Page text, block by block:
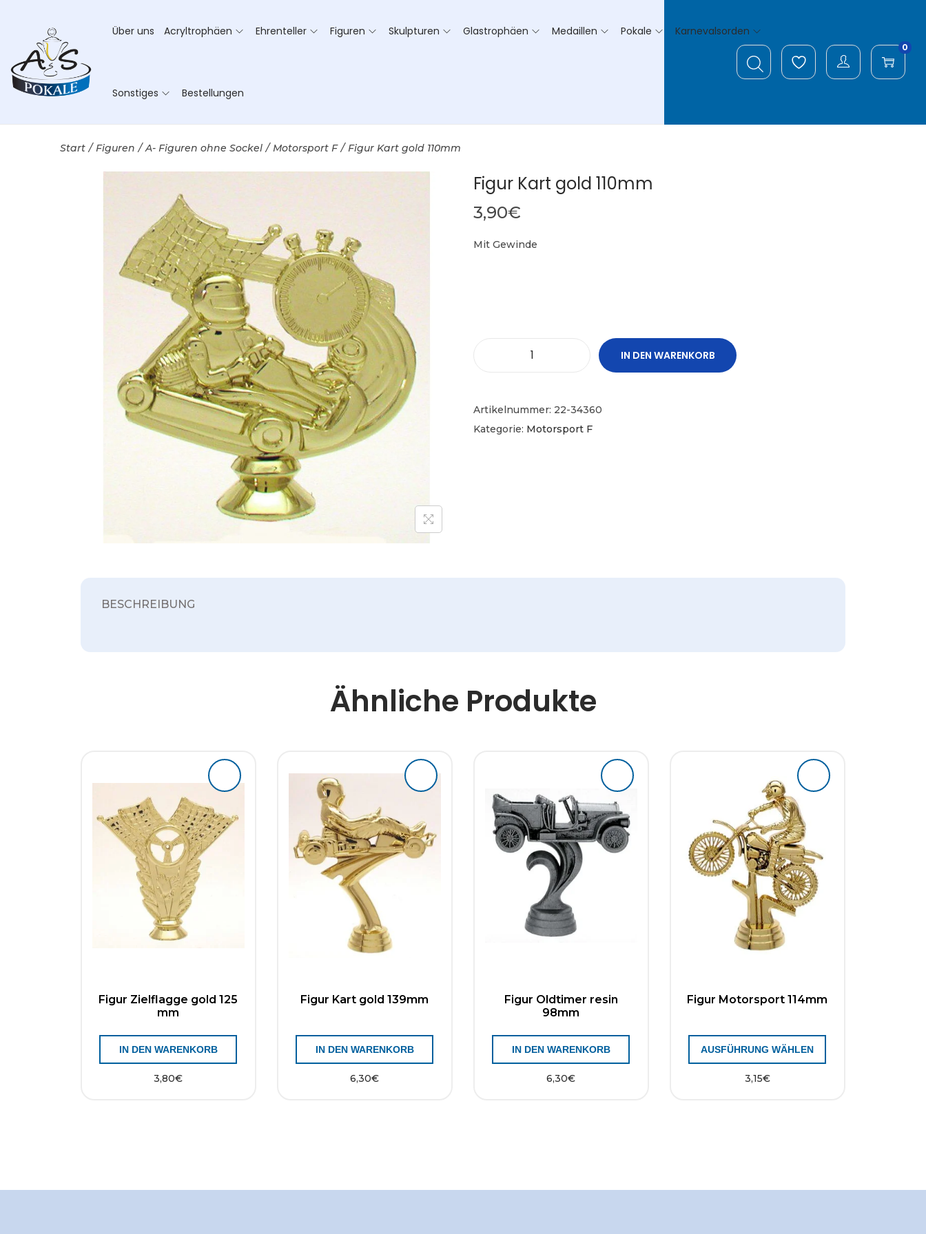
Über uns Acryltrophäen Ehrenteller Figuren Skulpturen Glastrophäen Medaillen Pokale Karnevalsorden
Sonstiges Bestellungen
0
Start / Figuren / A- Figuren ohne Sockel / Motorsport F / Figur Kart gold 110mm
Figur Kart gold 110mm
3,90€
Mit Gewinde
IN DEN WARENKORB
Artikelnummer: 22-34360
Kategorie: Motorsport F
BESCHREIBUNG
Ähnliche Produkte
Figur Zielflagge gold 125
mm
3,80€
IN DEN WARENKORB
Figur Kart gold 139mm
6,30€
IN DEN WARENKORB
Figur Oldtimer resin
98mm
6,30€
IN DEN WARENKORB
Figur Motorsport 114mm
3,15€
AUSFÜHRUNG WÄHLEN